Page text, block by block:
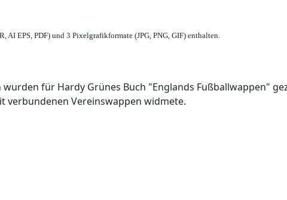
EPS, PDF) und 3 Pixelgrafikformate (JPG, PNG, GIF) enthalten.
wurden für Hardy Grünes Buch "Englands Fußballwappen"
verbundenen Vereinswappen widmete.